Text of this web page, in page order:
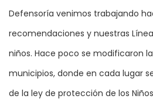
Defensoría venimos trabajando
recomendaciones y nuestras
niños. Hace poco se modificaron
municipios, donde en cada lugar
de la ley de protección de los